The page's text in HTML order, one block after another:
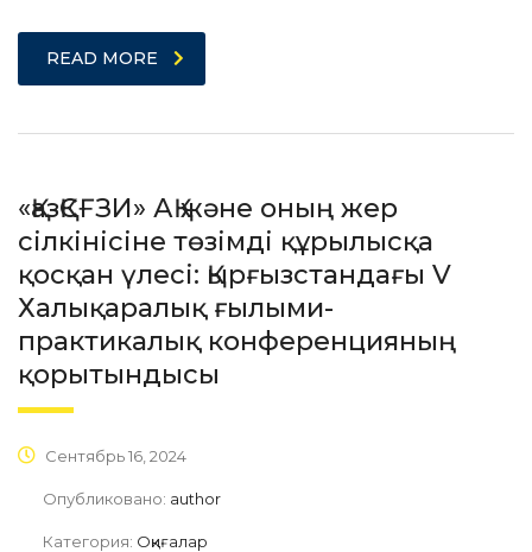
READ MORE
«ҚазҚСҒЗИ» АҚ және оның жер
сілкінісіне төзімді құрылысқа
қосқан үлесі: Қырғызстандағы V
Халықаралық ғылыми-
практикалық конференцияның
қорытындысы
Сентябрь 16, 2024
Опубликовано: author
Категория: Оқиғалар